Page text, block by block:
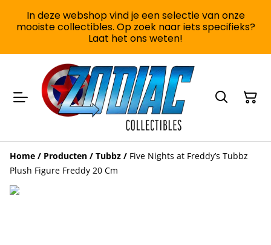
In deze webshop vind je een selectie van onze
mooiste collectibles. Op zoek naar iets specifieks?
Laat het ons weten!
Home / Producten / Tubbz / Five Nights at Freddy’s Tubbz
Plush Figure Freddy 20 Cm